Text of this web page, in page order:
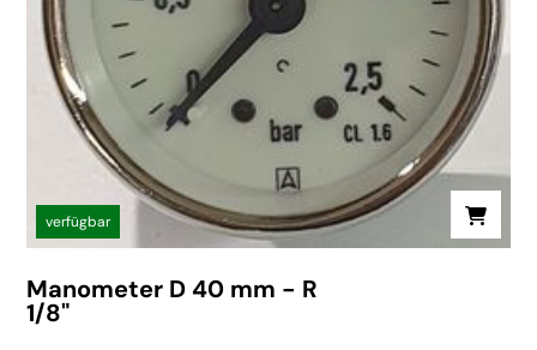
verfügbar
Manometer D 40 mm - R
1/8"